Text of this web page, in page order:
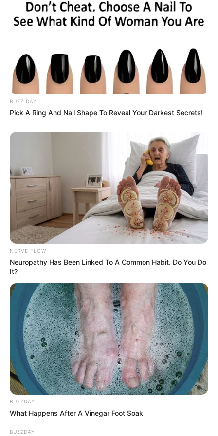
Serem! 9 Chat Ojek Online &
Pelanggan Ini Bikin Auto
Merinding
Bikin Ngakak, 10 Potret
Cosplay Murah Pakai Bahan
Seadanya
BUZZ DAY
Pick A Ring And Nail Shape To Reveal Your Darkest Secrets!
NERVE FLOW
Neuropathy Has Been Linked To A Common Habit. Do You Do
It?
BUZZDAY
What Happens After A Vinegar Foot Soak
BUZZDAY